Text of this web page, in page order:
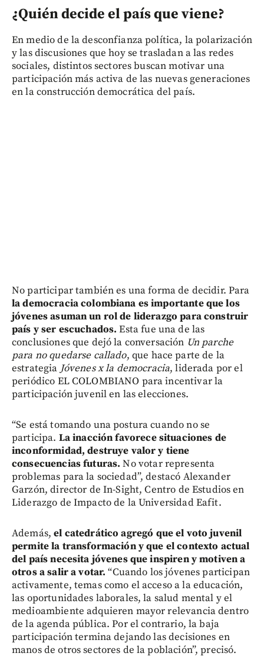
¿Quién decide el país que viene?
En medio de la desconfianza política, la polarización
y las discusiones que hoy se trasladan a las redes
sociales, distintos sectores buscan motivar una
participación más activa de las nuevas generaciones
en la construcción democrática del país.
No participar también es una forma de decidir. Para
la democracia colombiana es importante que los
jóvenes asuman un rol de liderazgo para construir
país y ser escuchados.Esta fue una de las
conclusiones que dejó la conversación Un parche
para no quedarse callado, que hace parte de la
estrategia Jóvenes x la democracia, liderada por el
periódico EL COLOMBIANO para incentivar la
participación juvenil en las elecciones.
“Se está tomando una postura cuando no se
participa. La inacción favorece situaciones de
inconformidad, destruye valor y tiene
consecuencias futuras. No votar representa
problemas para la sociedad”, destacó Alexander
Garzón, director de In-Sight, Centro de Estudios en
Liderazgo de Impacto de la Universidad Eafit.
Además,el catedrático agregó que el voto juvenil
permite la transformación y que el contexto actual
del país necesita jóvenes que inspiren y motiven a
otros a salir a votar.“Cuando los jóvenes participan
activamente, temas como el acceso a la educación,
las oportunidades laborales, la salud mental y el
medioambiente adquieren mayor relevancia dentro
de la agenda pública. Por el contrario, la baja
participación termina dejando las decisiones en
manos de otros sectores de la población”, precisó.